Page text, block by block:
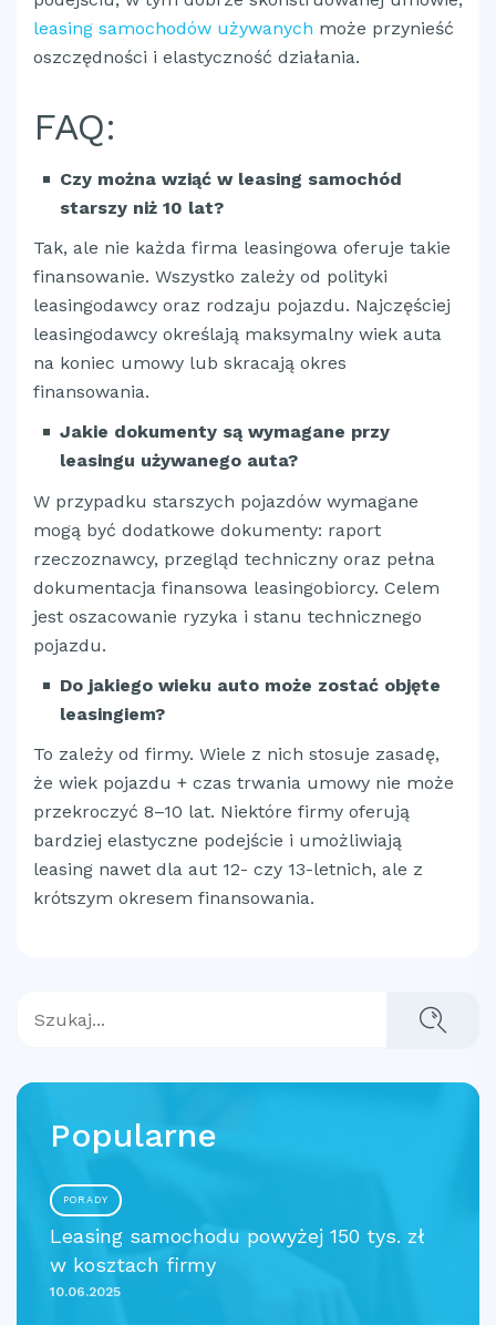
leasing samochodów używanych może przynieść
oszczędności i elastyczność działania.
FAQ:
Czy można wziąć w leasing samochód
starszy niż 10 lat?
Tak, ale nie każda firma leasingowa oferuje takie
finansowanie. Wszystko zależy od polityki
leasingodawcy oraz rodzaju pojazdu. Najczęściej
leasingodawcy określają maksymalny wiek auta
na koniec umowy lub skracają okres
finansowania.
Jakie dokumenty są wymagane przy
leasingu używanego auta?
W przypadku starszych pojazdów wymagane
mogą być dodatkowe dokumenty: raport
rzeczoznawcy, przegląd techniczny oraz pełna
dokumentacja finansowa leasingobiorcy. Celem
jest oszacowanie ryzyka i stanu technicznego
pojazdu.
Do jakiego wieku auto może zostać objęte
leasingiem?
To zależy od firmy. Wiele z nich stosuje zasadę,
że wiek pojazdu + czas trwania umowy nie może
przekroczyć 8–10 lat. Niektóre firmy oferują
bardziej elastyczne podejście i umożliwiają
leasing nawet dla aut 12- czy 13-letnich, ale z
krótszym okresem finansowania.
Popularne
PORADY
Leasing samochodu powyżej 150 tys. zł
w kosztach firmy
10.06.2025